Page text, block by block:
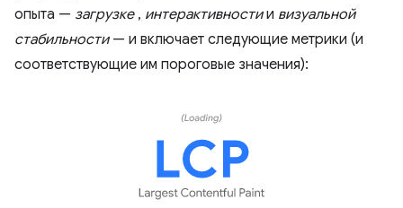
опыта — загрузке, интерактивностии визуальной
стабильности— и включает следующие метрики (и
соответствующие им пороговые значения):